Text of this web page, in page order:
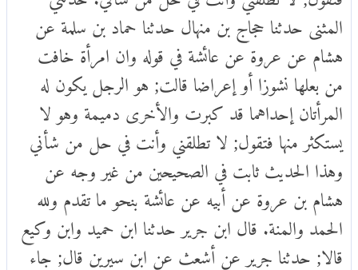
المثنى حدثنا حجاج بن منهال حدثنا حماد بن سلمة عن
هشام عن عروة عن عائشة في قوله وان امرأة خافت
من بعلها نشوزا أو إعراضا قالت; هو الرجل يكون له
المرأتان إحداهما قد كبرت والأخرى دميمة وهو لا
يستكثر منها فتقول; لا تطلقني وأنت في حل من شأني
وهذا الحديث ثابت في الصحيحين من غير وجه عن
هشام بن عروة عن أبيه عن عائشة بنحو ما تقدم ولله
الحمد والمنة. قال ابن جرير حدثنا ابن حميد وابن وكيع
قالا; حدثنا جرير عن أشعث عن ابن سيرين قال; جاء